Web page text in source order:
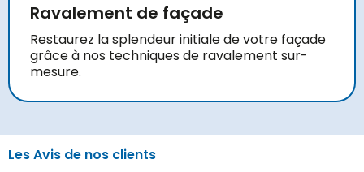
Ravalement de façade
Restaurez la splendeur initiale de votre façade
grâce à nos techniques de ravalement sur-
mesure.
Les Avis de nos clients